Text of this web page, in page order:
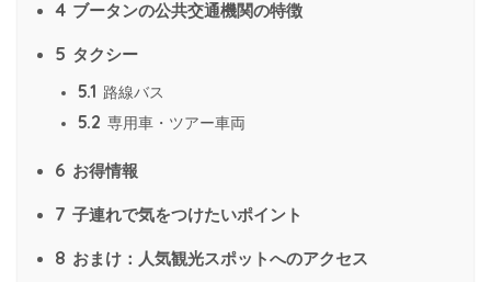
4 ブータンの公共交通機関の特徴
5 タクシー
5.1 路線バス
5.2 専用車・ツアー車両
6 お得情報
7 子連れで気をつけたいポイント
8 おまけ：人気観光スポットへのアクセス